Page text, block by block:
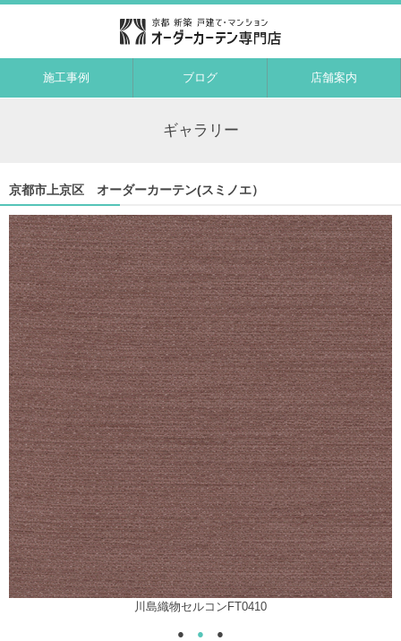
施工事例 ブログ 店舗案内
ギャラリー
京都市上京区 オーダーカーテン(スミノエ）
川島織物セルコンFT0410
●
● ●